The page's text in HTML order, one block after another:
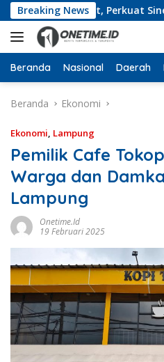
Langsung
ke
konten
Breaking News
Barat, Perkuat Sinergi
Beranda Nasional Daerah
Beranda Ekonomi
Ekonomi, Lampung
Pemilik Cafe
Warga dan
Lampung
Onetime.id
19 Februari 2025